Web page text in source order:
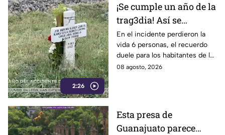
2:26
¡Se cumple un año de la
trag3dia! Así se
recuerda el fuerte
accidente de un tren en
Irapuato
En el incidente perdieron la
vida 6 personas, el recuerdo
duele para los habitantes de la
localidad.
08 agosto, 2026
Esta presa de
Guanajuato parece